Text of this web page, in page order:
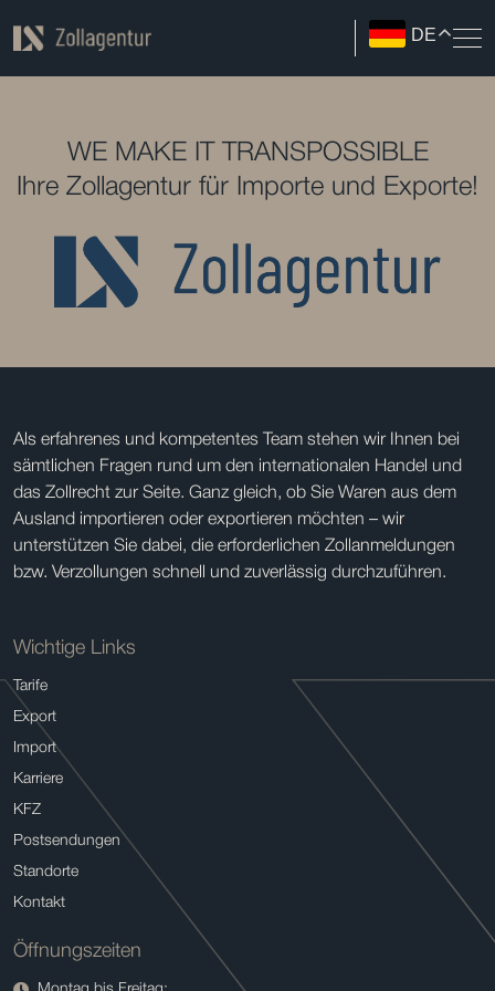
DE
WE MAKE IT TRANSPOSSIBLE
Ihre Zollagentur für Importe und Exporte!
Als erfahrenes und kompetentes Team stehen wir Ihnen bei
sämtlichen Fragen rund um den internationalen Handel und
das Zollrecht zur Seite. Ganz gleich, ob Sie Waren aus dem
Ausland importieren oder exportieren möchten – wir
unterstützen Sie dabei, die erforderlichen Zollanmeldungen
bzw. Verzollungen schnell und zuverlässig durchzuführen.
Wichtige Links
Tarife
Export
Import
Karriere
KFZ
Postsendungen
Standorte
Kontakt
Öffnungszeiten